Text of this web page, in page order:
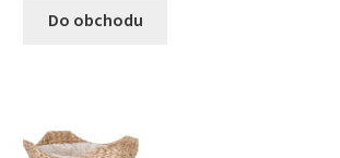
Do obchodu